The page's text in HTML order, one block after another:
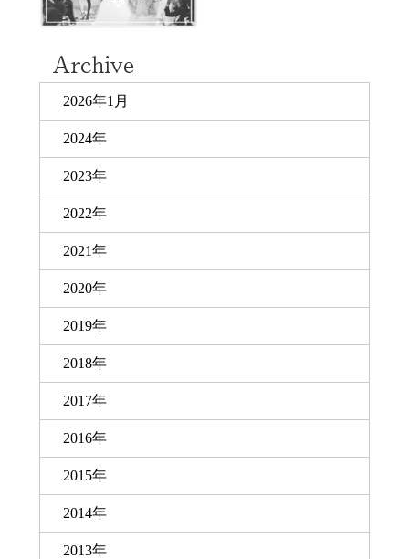
2026年1月
2024年
2023年
2022年
2021年
2020年
2019年
2018年
2017年
2016年
2015年
2014年
2013年